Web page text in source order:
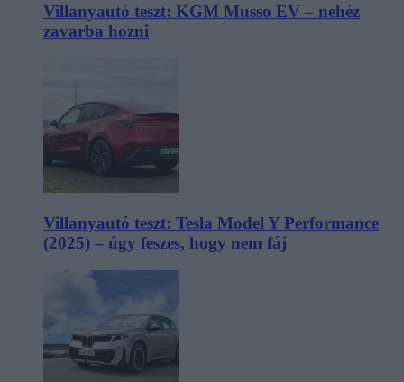
Villanyautó teszt: KGM Musso EV – nehéz
zavarba hozni
Villanyautó teszt: Tesla Model Y Performance
(2025) – úgy feszes, hogy nem fáj